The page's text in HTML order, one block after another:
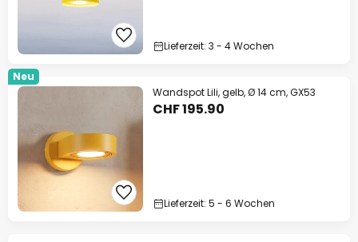
Lieferzeit: 3 - 4 Wochen
Neu
Wandspot Lili, gelb, Ø 14 cm, GX53
CHF 195.90
Lieferzeit: 5 - 6 Wochen